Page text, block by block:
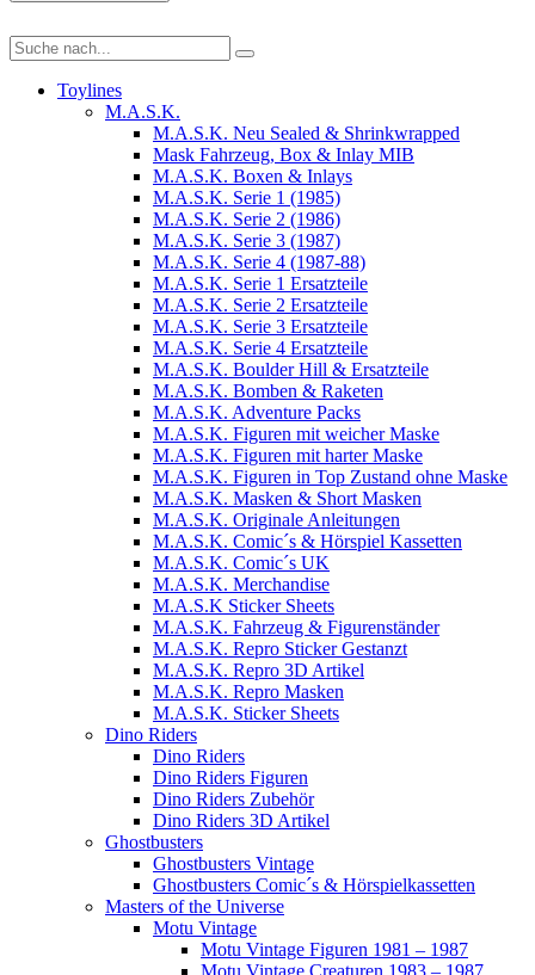
Toylines
M.A.S.K.
M.A.S.K. Neu Sealed & Shrinkwrapped
Mask Fahrzeug, Box & Inlay MIB
M.A.S.K. Boxen & Inlays
M.A.S.K. Serie 1 (1985)
M.A.S.K. Serie 2 (1986)
M.A.S.K. Serie 3 (1987)
M.A.S.K. Serie 4 (1987-88)
M.A.S.K. Serie 1 Ersatzteile
M.A.S.K. Serie 2 Ersatzteile
M.A.S.K. Serie 3 Ersatzteile
M.A.S.K. Serie 4 Ersatzteile
M.A.S.K. Boulder Hill & Ersatzteile
M.A.S.K. Bomben & Raketen
M.A.S.K. Adventure Packs
M.A.S.K. Figuren mit weicher Maske
M.A.S.K. Figuren mit harter Maske
M.A.S.K. Figuren in Top Zustand ohne Maske
M.A.S.K. Masken & Short Masken
M.A.S.K. Originale Anleitungen
M.A.S.K. Comic´s & Hörspiel Kassetten
M.A.S.K. Comic´s UK
M.A.S.K. Merchandise
M.A.S.K Sticker Sheets
M.A.S.K. Fahrzeug & Figurenständer
M.A.S.K. Repro Sticker Gestanzt
M.A.S.K. Repro 3D Artikel
M.A.S.K. Repro Masken
M.A.S.K. Sticker Sheets
Dino Riders
Dino Riders
Dino Riders Figuren
Dino Riders Zubehör
Dino Riders 3D Artikel
Ghostbusters
Ghostbusters Vintage
Ghostbusters Comic´s & Hörspielkassetten
Masters of the Universe
Motu Vintage
Motu Vintage Figuren 1981 – 1987
Motu Vintage Creaturen 1983 – 1987